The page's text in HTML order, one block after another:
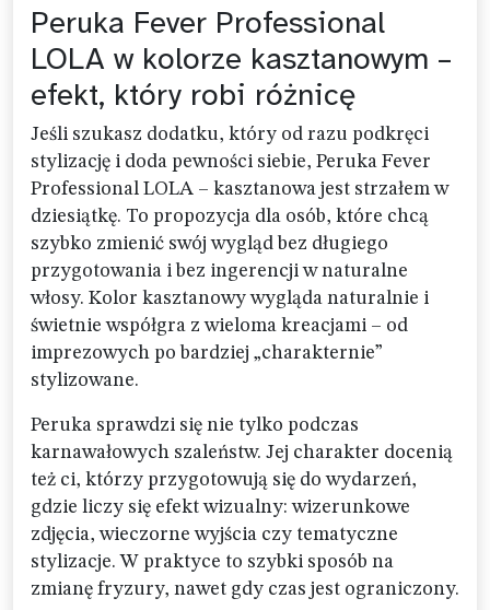
Peruka Fever Professional
LOLA w kolorze kasztanowym –
efekt, który robi różnicę
Jeśli szukasz dodatku, który od razu podkręci
stylizację i doda pewności siebie, Peruka Fever
Professional LOLA – kasztanowa jest strzałem w
dziesiątkę. To propozycja dla osób, które chcą
szybko zmienić swój wygląd bez długiego
przygotowania i bez ingerencji w naturalne
włosy. Kolor kasztanowy wygląda naturalnie i
świetnie współgra z wieloma kreacjami – od
imprezowych po bardziej „charakternie”
stylizowane.
Peruka sprawdzi się nie tylko podczas
karnawałowych szaleństw. Jej charakter docenią
też ci, którzy przygotowują się do wydarzeń,
gdzie liczy się efekt wizualny: wizerunkowe
zdjęcia, wieczorne wyjścia czy tematyczne
stylizacje. W praktyce to szybki sposób na
zmianę fryzury, nawet gdy czas jest ograniczony.